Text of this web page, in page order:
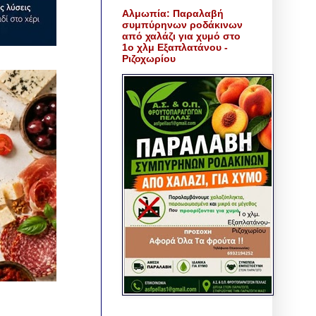
Αλμωπία: Παραλαβή
συμπύρηνων ροδάκινων
από χαλάζι για χυμό στο
1ο χλμ Εξαπλατάνου -
Ριζοχωρίου